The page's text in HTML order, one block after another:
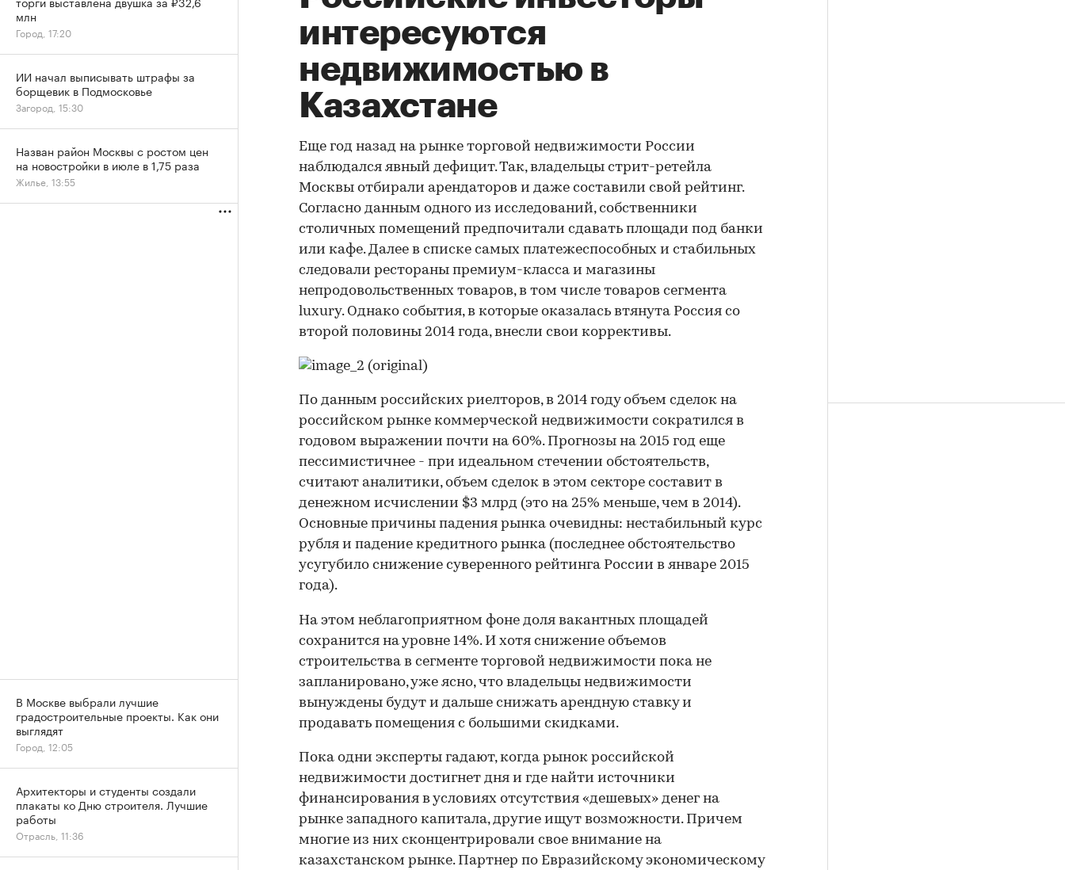
интересуются
недвижимостью в
Казахстане
Еще год назад на рынке торговой недвижимости России
наблюдался явный дефицит. Так, владельцы стрит-ретейла
Москвы отбирали арендаторов и даже составили свой рейтинг.
Согласно данным одного из исследований, собственники
столичных помещений предпочитали сдавать площади под банки
или кафе. Далее в списке самых платежеспособных и стабильных
следовали рестораны премиум-класса и магазины
непродовольственных товаров, в том числе товаров сегмента
luxury. Однако события, в которые оказалась втянута Россия со
второй половины 2014 года, внесли свои коррективы.
По данным российских риелторов, в 2014 году объем сделок на
российском рынке коммерческой недвижимости сократился в
годовом выражении почти на 60%. Прогнозы на 2015 год еще
пессимистичнее - при идеальном стечении обстоятельств,
считают аналитики, объем сделок в этом секторе составит в
денежном исчислении $3 млрд (это на 25% меньше, чем в 2014).
Основные причины падения рынка очевидны: нестабильный курс
рубля и падение кредитного рынка (последнее обстоятельство
усугубило снижение суверенного рейтинга России в январе 2015
года).
На этом неблагоприятном фоне доля вакантных площадей
сохранится на уровне 14%. И хотя снижение объемов
строительства в сегменте торговой недвижимости пока не
запланировано, уже ясно, что владельцы недвижимости
вынуждены будут и дальше снижать арендную ставку и
продавать помещения с большими скидками.
Пока одни эксперты гадают, когда рынок российской
недвижимости достигнет дня и где найти источники
финансирования в условиях отсутствия «дешевых» денег на
рынке западного капитала, другие ищут возможности. Причем
многие из них сконцентрировали свое внимание на
казахстанском рынке. Партнер по Евразийскому экономическому
млн
Город, 17:20
ИИ начал выписывать штрафы за
борщевик в Подмосковье
Загород, 15:30
Назван район Москвы с ростом цен
на новостройки в июле в 1,75 раза
Жилье, 13:55
В Москве выбрали лучшие
градостроительные проекты. Как они
выглядят
Город, 12:05
Архитекторы и студенты создали
плакаты ко Дню строителя. Лучшие
работы
Отрасль, 11:36